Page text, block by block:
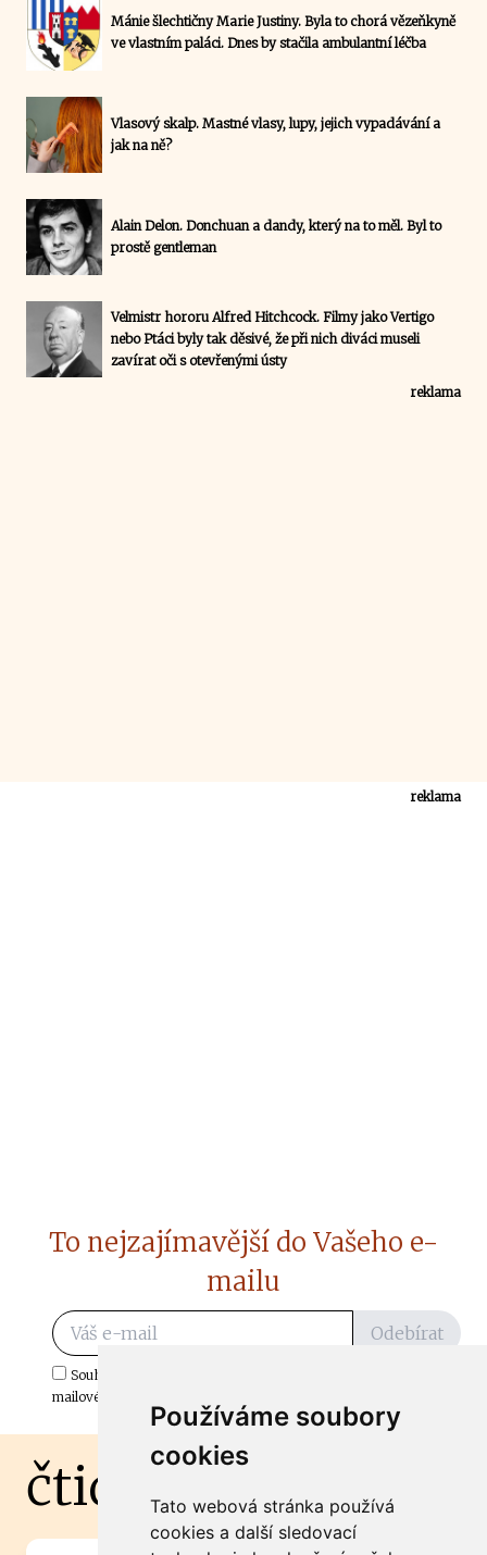
Používáme soubory
cookies
Tato webová stránka používá
cookies a další sledovací
Mánie šlechtičny Marie Justiny. Byla to chorá vězeňkyně
ve vlastním paláci. Dnes by stačila ambulantní léčba
Vlasový skalp. Mastné vlasy, lupy, jejich vypadávání a
jak na ně?
Alain Delon. Donchuan a dandy, který na to měl. Byl to
prostě gentleman
Velmistr hororu Alfred Hitchcock. Filmy jako Vertigo
nebo Ptáci byly tak děsivé, že při nich diváci museli
zavírat oči s otevřenými ústy
reklama
reklama
To nejzajímavější do Vašeho e-
mailu
Odebírat
Souhlasím s odběrem důležitých zpráv ze ČtiDoma.cz do mé e-
mailové schránky.
čtidoma.cz